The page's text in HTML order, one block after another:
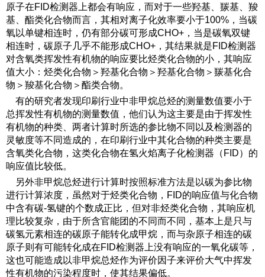
原子在FID检测器上都会有响应，而对于一些羟基、羰基、羧
基、酯类化合物而言，其相对离子化效率要小于100%，当碳
氧以单键相连时，仍有部分碳可形成CHO+，当是碳氧双键
相连时，碳原子几乎不能形成CHO+，其结果就是FID检测器
对含氧类挥发性有机物的响应要比烃类化合物的小，其响应
值大小：烃类化合物＞羟基化合物＞羟基化合物＞羰基化合
物＞羧基化合物＞酯类合物。
有的研究者发现印刷行业中非甲烷总烃的测量数值要小于
总挥发性有机物的测量数值，他们认为这主要是由于挥发性
有机物的种类、两者计算时所选的参比物不同以及检测器的
灵敏度等不同造成的，在印刷行业中其化合物的种类主要是
含氧类化合物，这类化合物在氢火焰离子化检测器（FID）的
响应值比较低。
另外非甲烷总烃进行计算时按照标准方法是以碳为参比物
进行计算浓度，虽然对于烃类化合物，FID的响应值与化合物
中含有碳-氢键的个数成正比，但对非烃类化合物，其响应机
理比较复杂，由于所含官能团的不同而不同，基本上是只与
碳氢元素相连的碳原子能转化成甲烷，而与杂原子相连的碳
原子则有可能转化成在FID检测器上没有响应的一氧化碳等，
这也可能造成以非甲烷总烃作为评价因子来评价大气中挥发
性有机物的污染程度时，使其结果偏低。